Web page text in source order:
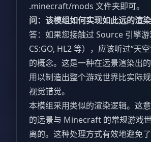
.minecraft/mods 文件夹即可。
问：该模组如何实现如此远的渲染
答：如果您接触过 Source 引擎游
CS:GO, HL2 等），应该听过“天
的概念。这是一种在远景渲染出的
用以制造出整个游戏世界比实际
视觉错觉。
本模组采用类似的渲染逻辑。这
的远景与 Minecraft 的常规游戏
离的。这种处理方式有效地避免